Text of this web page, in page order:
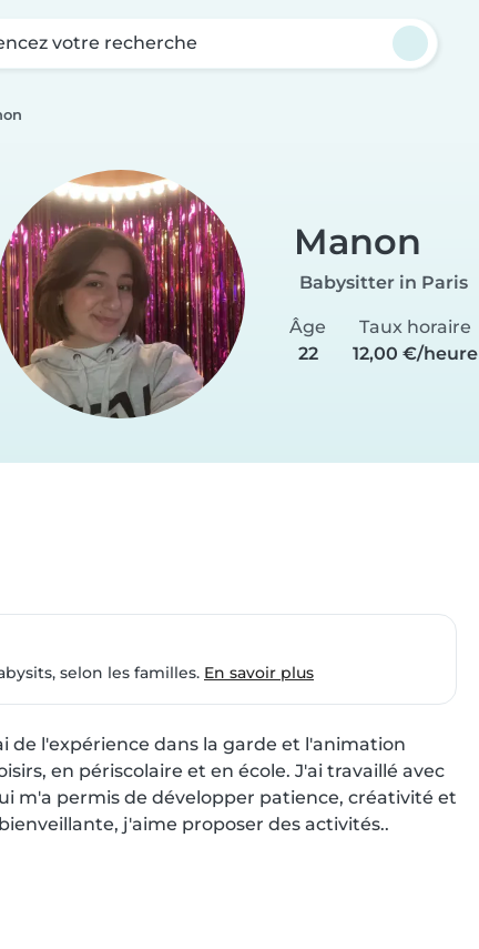
votre recherche
Manon
Babysitter in Paris
Âge
22
Taux horaire
12,00 €/heure
selon les familles. En savoir plus
de l'expérience dans la garde et l'animation
en périscolaire et en école. J'ai travaillé avec
m'a permis de développer patience, créativité et
j'aime proposer des activités..